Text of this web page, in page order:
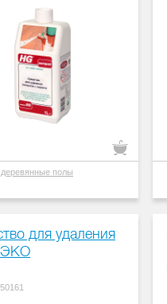
деревянные полы
для удаления
ЭКО